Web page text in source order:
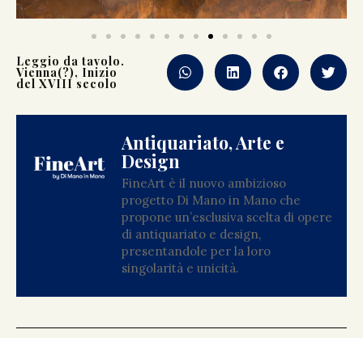
Leggio da tavolo.
Vienna(?), Inizio
del XVIII secolo
Antiquariato, Arte e
Design
FineArt è il nuovo ambizioso
progetto Di Mano in Mano che
propone un’esclusiva scelta di opere
di antiquariato e design,
presentandole per la loro
singolarità e unicità.